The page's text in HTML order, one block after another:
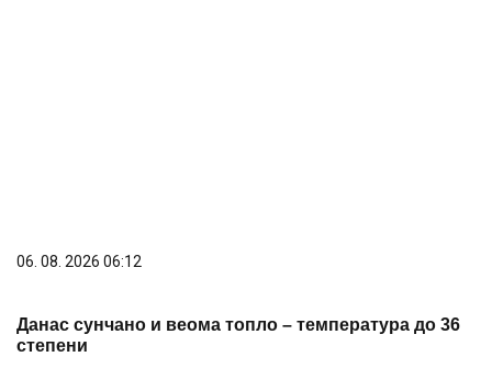
06. 08. 2026 06:12
Данас сунчано и веома топло – температура до 36
степени